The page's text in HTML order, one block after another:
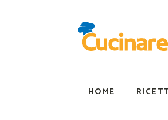
HOME